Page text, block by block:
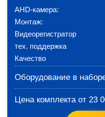
AHD-камера:
Монтаж:
Видеорегистратор
тех. поддержка
Качество
Оборудование в
Цена комплекта от 23